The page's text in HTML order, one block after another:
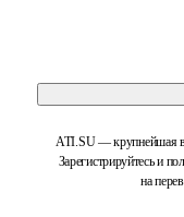
ATI.SU — крупнейшая в
Зарегистрируйтесь и
на